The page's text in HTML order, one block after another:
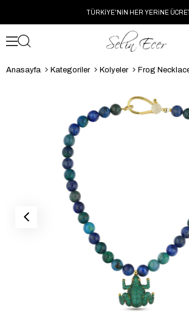
TÜRKİYE'NİN HER YERİNE
Anasayfa Kategoriler Kolyeler Frog